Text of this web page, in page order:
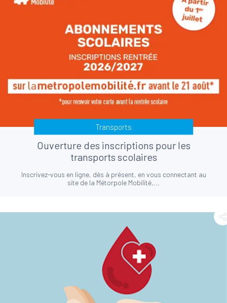
Transports
Ouverture des inscriptions pour les
transports scolaires
Inscrivez-vous en ligne, dès à présent, en vous connectant au
site de la Métorpole Mobilité,...